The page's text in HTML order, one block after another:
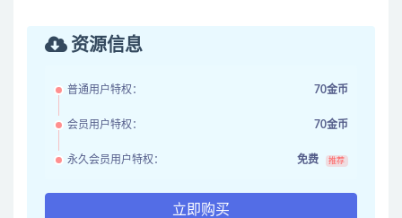
资源信息
普通用户特权： 70金币
会员用户特权： 70金币
永久会员用户特权： 免费 推荐
立即购买